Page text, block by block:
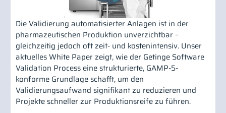
Die Validierung automatisierter Anlagen ist in der
pharmazeutischen Produktion unverzichtbar –
gleichzeitig jedoch oft zeit- und kostenintensiv. Unser
aktuelles White Paper zeigt, wie der Getinge Software
Validation Process eine strukturierte, GAMP-5-
konforme Grundlage schafft, um den
Validierungsaufwand signifikant zu reduzieren und
Projekte schneller zur Produktionsreife zu führen.